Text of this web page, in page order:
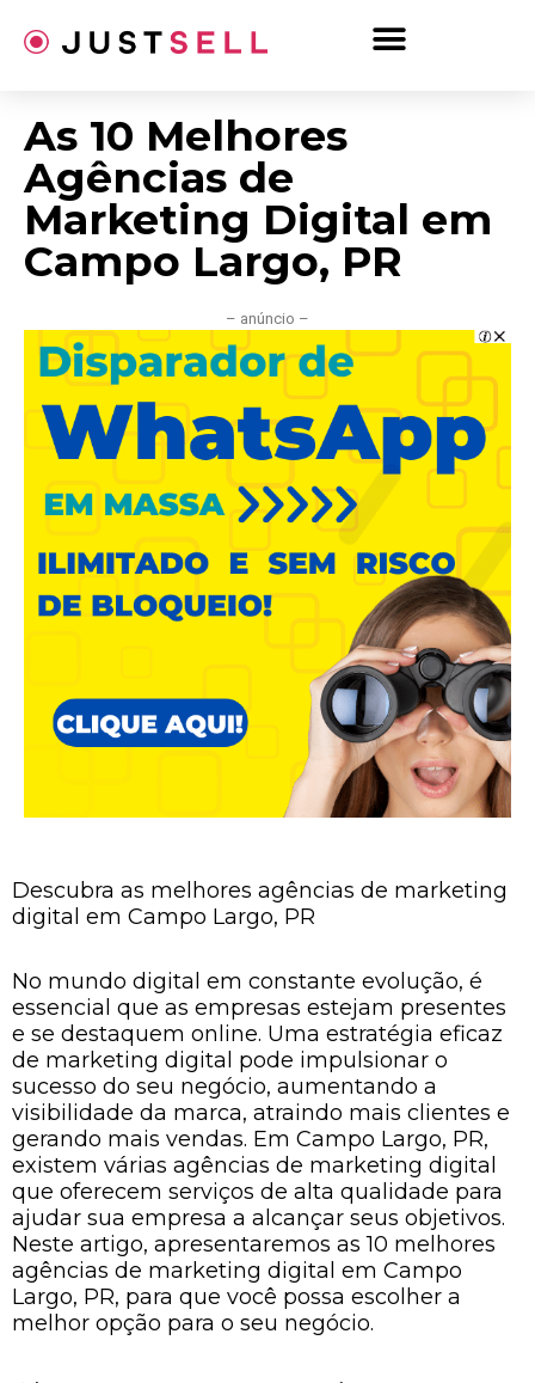
para
As 10 Melhores
Agências de
Marketing Digital em
Campo Largo, PR
– anúncio –
Descubra as melhores agências de marketing
digital em Campo Largo, PR
No mundo digital em constante evolução, é
essencial que as empresas estejam presentes
e se destaquem online. Uma estratégia eficaz
de marketing digital pode impulsionar o
sucesso do seu negócio, aumentando a
visibilidade da marca, atraindo mais clientes e
gerando mais vendas. Em Campo Largo, PR,
existem várias agências de marketing digital
que oferecem serviços de alta qualidade para
ajudar sua empresa a alcançar seus objetivos.
Neste artigo, apresentaremos as 10 melhores
agências de marketing digital em Campo
Largo, PR, para que você possa escolher a
melhor opção para o seu negócio.